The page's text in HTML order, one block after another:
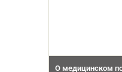
О медицинском